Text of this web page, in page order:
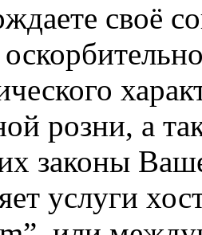
своё
розни, а
законы
услуги